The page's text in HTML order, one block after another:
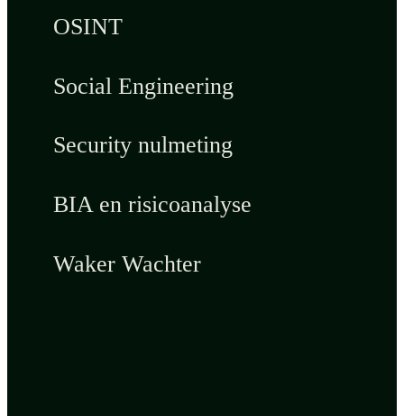
OSINT
Social Engineering
Security nulmeting
BIA en risicoanalyse
Waker Wachter